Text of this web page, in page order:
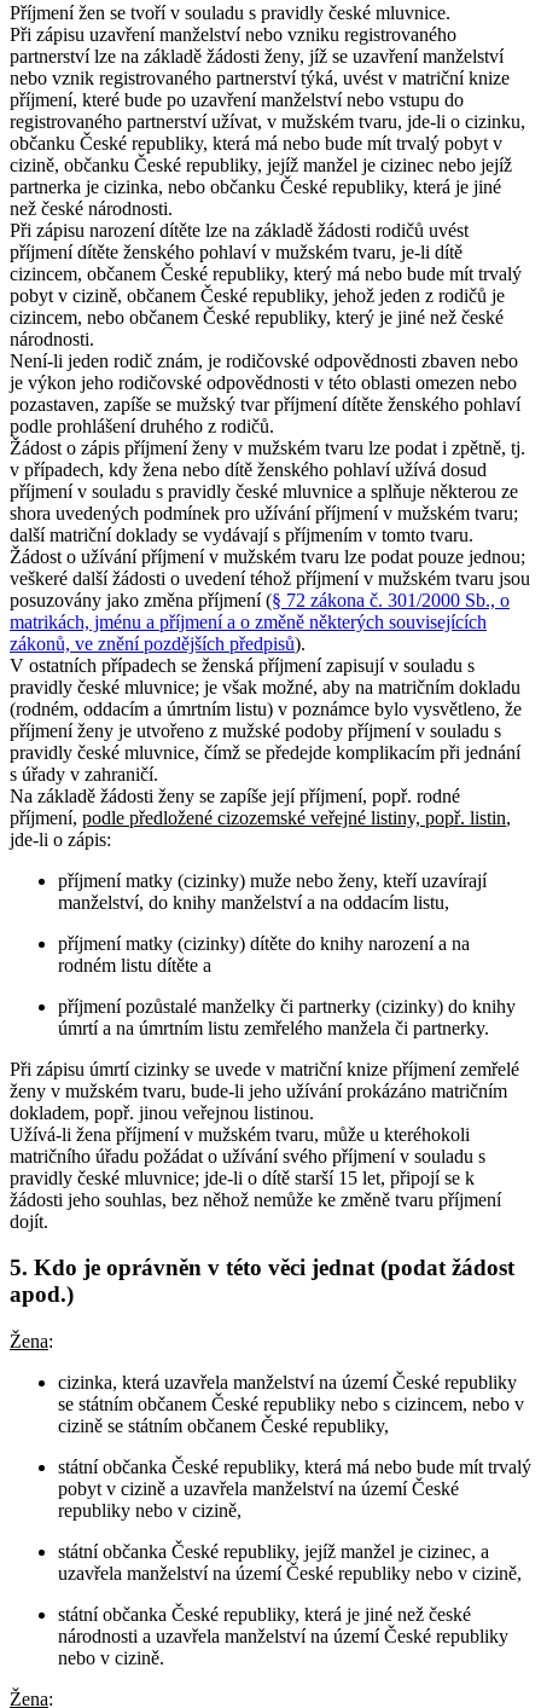
Příjmení žen se tvoří v souladu s pravidly české mluvnice.
Při zápisu uzavření manželství nebo vzniku registrovaného
partnerství lze na základě žádosti ženy, jíž se uzavření manželství
nebo vznik registrovaného partnerství týká, uvést v matriční knize
příjmení, které bude po uzavření manželství nebo vstupu do
registrovaného partnerství užívat, v mužském tvaru, jde-li o cizinku,
občanku České republiky, která má nebo bude mít trvalý pobyt v
cizině, občanku České republiky, jejíž manžel je cizinec nebo jejíž
partnerka je cizinka, nebo občanku České republiky, která je jiné
než české národnosti.
Při zápisu narození dítěte lze na základě žádosti rodičů uvést
příjmení dítěte ženského pohlaví v mužském tvaru, je-li dítě
cizincem, občanem České republiky, který má nebo bude mít trvalý
pobyt v cizině, občanem České republiky, jehož jeden z rodičů je
cizincem, nebo občanem České republiky, který je jiné než české
národnosti.
Není-li jeden rodič znám, je rodičovské odpovědnosti zbaven nebo
je výkon jeho rodičovské odpovědnosti v této oblasti omezen nebo
pozastaven, zapíše se mužský tvar příjmení dítěte ženského pohlaví
podle prohlášení druhého z rodičů.
Žádost o zápis příjmení ženy v mužském tvaru lze podat i zpětně, tj.
v případech, kdy žena nebo dítě ženského pohlaví užívá dosud
příjmení v souladu s pravidly české mluvnice a splňuje některou ze
shora uvedených podmínek pro užívání příjmení v mužském tvaru;
další matriční doklady se vydávají s příjmením v tomto tvaru.
Žádost o užívání příjmení v mužském tvaru lze podat pouze jednou;
veškeré další žádosti o uvedení téhož příjmení v mužském tvaru jsou
posuzovány jako změna příjmení (§ 72 zákona č. 301/2000 Sb., o
matrikách, jménu a příjmení a o změně některých souvisejících
zákonů, ve znění pozdějších předpisů).
V ostatních případech se ženská příjmení zapisují v souladu s
pravidly české mluvnice; je však možné, aby na matričním dokladu
(rodném, oddacím a úmrtním listu) v poznámce bylo vysvětleno, že
příjmení ženy je utvořeno z mužské podoby příjmení v souladu s
pravidly české mluvnice, čímž se předejde komplikacím při jednání
s úřady v zahraničí.
Na základě žádosti ženy se zapíše její příjmení, popř. rodné
příjmení, podle předložené cizozemské veřejné listiny, popř. listin,
jde-li o zápis:
příjmení matky (cizinky) muže nebo ženy, kteří uzavírají
manželství, do knihy manželství a na oddacím listu,
příjmení matky (cizinky) dítěte do knihy narození a na
rodném listu dítěte a
příjmení pozůstalé manželky či partnerky (cizinky) do knihy
úmrtí a na úmrtním listu zemřelého manžela či partnerky.
Při zápisu úmrtí cizinky se uvede v matriční knize příjmení zemřelé
ženy v mužském tvaru, bude-li jeho užívání prokázáno matričním
dokladem, popř. jinou veřejnou listinou.
Užívá-li žena příjmení v mužském tvaru, může u kteréhokoli
matričního úřadu požádat o užívání svého příjmení v souladu s
pravidly české mluvnice; jde-li o dítě starší 15 let, připojí se k
žádosti jeho souhlas, bez něhož nemůže ke změně tvaru příjmení
dojít.
5. Kdo je oprávněn v této věci jednat (podat žádost
apod.)
Žena:
cizinka, která uzavřela manželství na území České republiky
se státním občanem České republiky nebo s cizincem, nebo v
cizině se státním občanem České republiky,
státní občanka České republiky, která má nebo bude mít trvalý
pobyt v cizině a uzavřela manželství na území České
republiky nebo v cizině,
státní občanka České republiky, jejíž manžel je cizinec, a
uzavřela manželství na území České republiky nebo v cizině,
státní občanka České republiky, která je jiné než české
národnosti a uzavřela manželství na území České republiky
nebo v cizině.
Žena: